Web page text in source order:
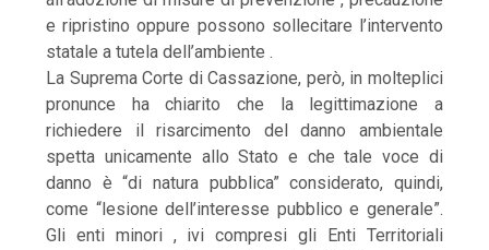
e ripristino oppure possono sollecitare l’intervento
statale a tutela dell’ambiente .
La Suprema Corte di Cassazione, però, in molteplici
pronunce ha chiarito che la legittimazione a
richiedere il risarcimento del danno ambientale
spetta unicamente allo Stato e che tale voce di
danno è “di natura pubblica” considerato, quindi,
come “lesione dell’interesse pubblico e generale”.
Gli enti minori , ivi compresi gli Enti Territoriali